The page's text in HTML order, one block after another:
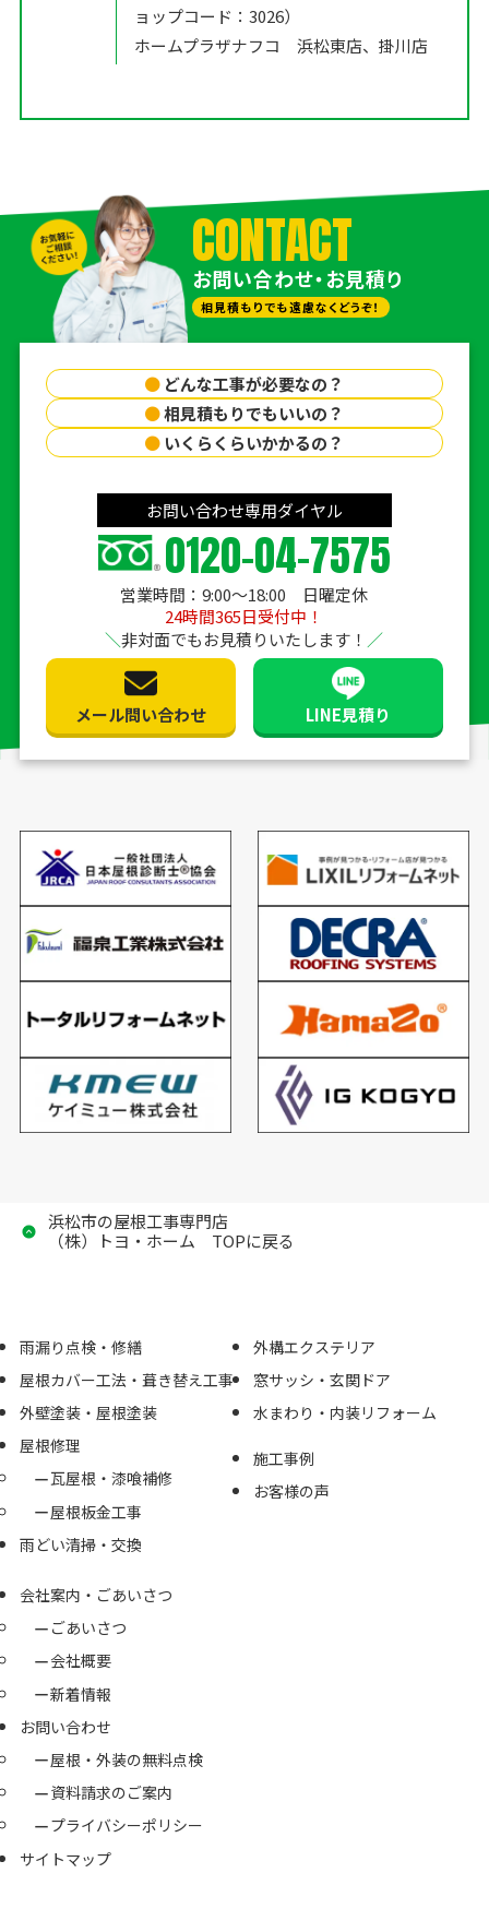
ョップコード：3026）
ホームプラザナフコ 浜松東店、掛川店
CONTACT
お問い合わせ・お見積り
相見積もりでも遠慮なくどうぞ！
● どんな工事が必要なの？
●相見積もりでもいいの？
● いくらくらいかかるの？
お問い合わせ専用ダイヤル
0120-04-7575
営業時間：9:00〜18:00 日曜定休
24時間365日受付中！
非対面でもお見積りいたします！
メール問い合わせ LINE見積り
浜松市の屋根工事専門店
（株）トヨ・ホーム TOPに戻る
雨漏り点検・修繕
屋根カバー工法・葺き替え工事
外壁塗装・屋根塗装
屋根修理
瓦屋根・漆喰補修
屋根板金工事
雨どい清掃・交換
外構エクステリア
窓サッシ・玄関ドア
水まわり・内装リフォーム
施工事例
お客様の声
会社案内・ごあいさつ
ごあいさつ
会社概要
新着情報
お問い合わせ
屋根・外装の無料点検
資料請求のご案内
プライバシーポリシー
サイトマップ